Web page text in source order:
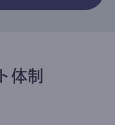
体制